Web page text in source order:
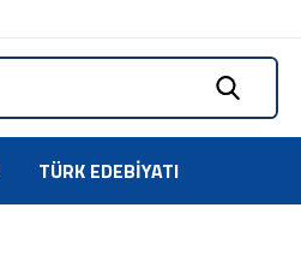
TÜRK EDEBIYATI